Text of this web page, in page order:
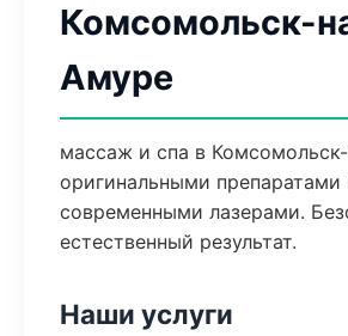
Комсомольск-
Амуре
массаж и спа в
оригинальными препаратами
современными лазерами.
естественный результат.
Наши услуги